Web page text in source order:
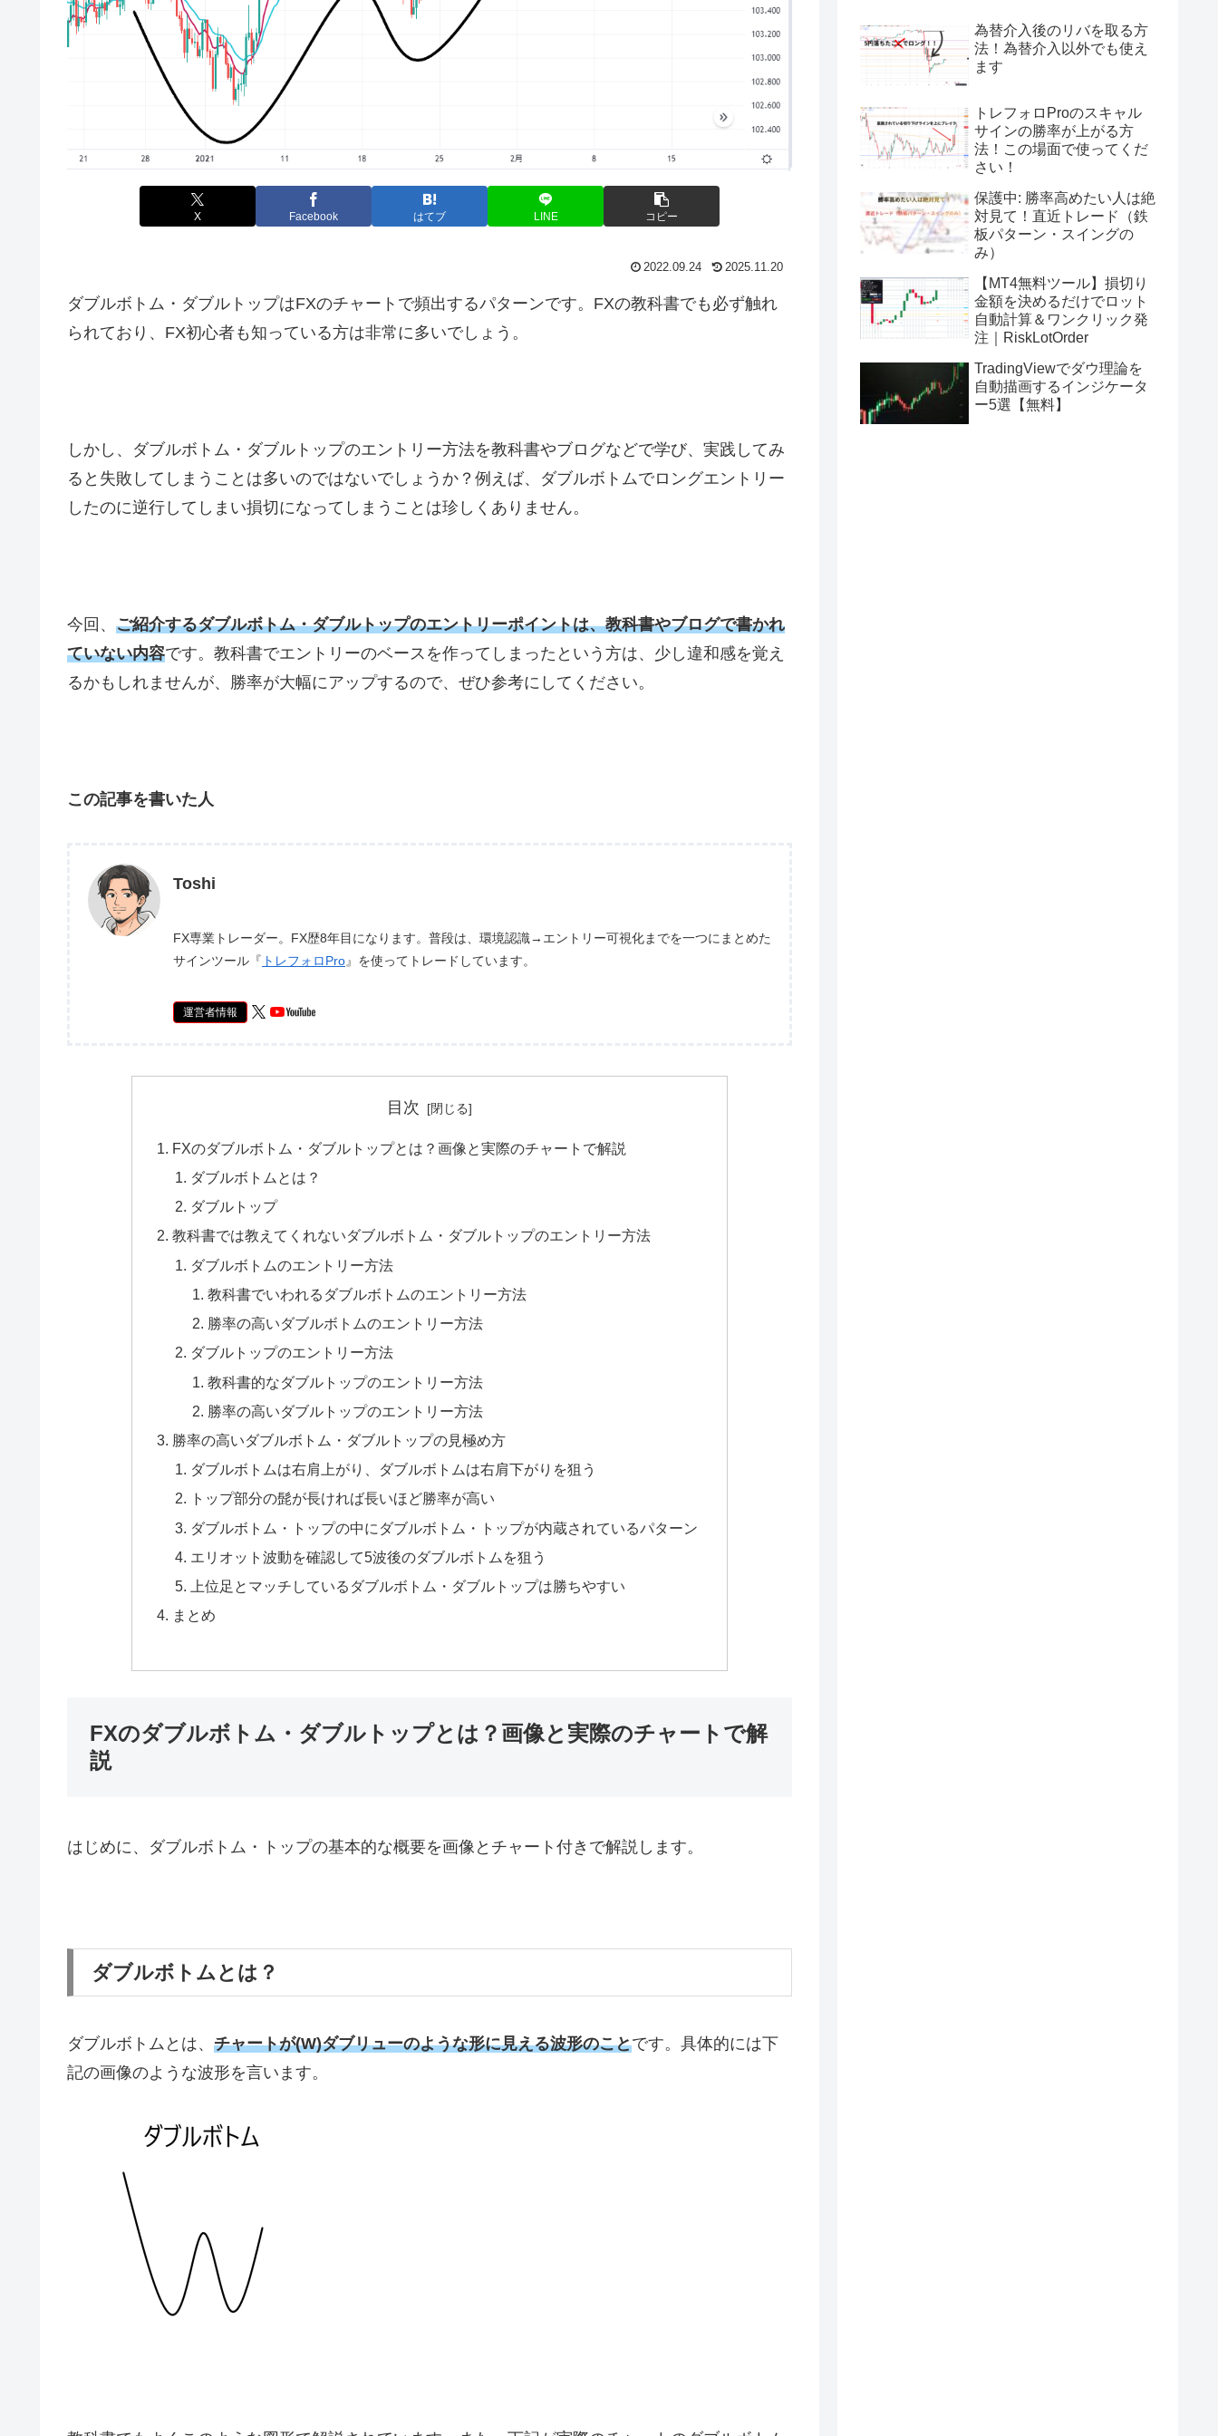
X Facebook はてブ LINE コピー
2022.09.24 2025.11.20
ダブルボトム・ダブルトップはFXのチャートで頻出するパターンです。 FXの教科書でも必ず触れ
られており、 FX初心者も知っている方は非常に多いでしょう。
しかし、ダブルボトム・ダブルトップのエントリー方法を教科書やブログなどで学び、実践してみ
ると失敗してしまうことは多いのではないでしょうか？例えば、ダブルボトムでロングエントリー
したのに逆行してしまい損切になってしまうことは珍しくありません。
今回、 ご紹介するダブルボトム・ダブルトップのエントリーポイントは、教科書やブログで書かれ
ていない内容です。教科書でエントリーのベースを作ってしまったという方は、少し違和感を覚え
るかもしれませんが、勝率が大幅にアップするので、ぜひ参考にしてください。
この記事を書いた人
Toshi
FX専業トレーダー。FX歴8年目になります。普段は、環境認識→エントリー可視化までを一つにまとめた
サインツール『 トレフォロPro』を使ってトレードしています。
運営者情報
目次
FXのダブルボトム・ダブルトップとは？画像と実際のチャートで解説
ダブルボトムとは？
ダブルトップ
教科書では教えてくれないダブルボトム・ダブルトップのエントリー方法
ダブルボトムのエントリー方法
教科書でいわれるダブルボトムのエントリー方法
勝率の高いダブルボトムのエントリー方法
ダブルトップのエントリー方法
教科書的なダブルトップのエントリー方法
勝率の高いダブルトップのエントリー方法
勝率の高いダブルボトム・ダブルトップの見極め方
ダブルボトムは右肩上がり、ダブルボトムは右肩下がりを狙う
トップ部分の髭が長ければ長いほど勝率が高い
ダブルボトム・トップの中にダブルボトム・トップが内蔵されているパターン
エリオット波動を確認して5波後のダブルボトムを狙う
上位足とマッチしているダブルボトム・ダブルトップは勝ちやすい
まとめ
FXのダブルボトム・ダブルトップとは？画像と実際のチャートで解
説
はじめに、ダブルボトム・トップの基本的な概要を画像とチャート付きで解説します。
ダブルボトムとは？
ダブルボトムとは、 チャートが(W)ダブリューのような形に見える波形のことです。具体的には下
記の画像のような波形を言います。
為替介入後のリバを取る方
法！為替介入以外でも使え
ます
トレフォロProのスキャル
サインの勝率が上がる方
法！この場面で使ってくだ
さい！
保護中: 勝率高めたい人は絶
対見て！直近トレード（鉄
板パターン・スイングの
み）
【MT4無料ツール】損切り
金額を決めるだけでロット
自動計算＆ワンクリック発
注｜RiskLotOrder
TradingViewでダウ理論を
自動描画するインジケータ
ー5選【無料】